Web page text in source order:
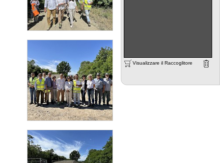
Visualizzare il Raccoglitore